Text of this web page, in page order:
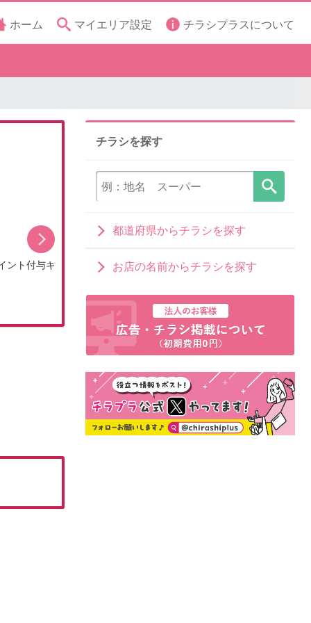
ホーム マイエリア設定 チラシプラスについて
ント付与キ
8月のDCMブランドイチオシ商品
チラシを探す
都道府県からチラシを探す
お店の名前からチラシを探す